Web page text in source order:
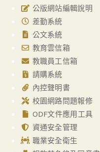
公版網站編輯說明
差勤系統
公文系統
教育雲信箱
教職員工信箱
請購系統
內控聲明書
校園網路問題報修
ODF文件應用工具
資通安全管理
職業安全衛生